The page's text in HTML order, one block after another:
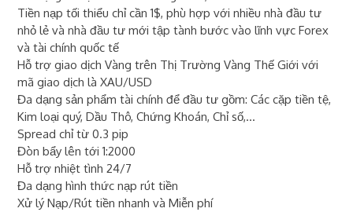
Tiền nạp tối thiểu chỉ cần 1$, phù hợp với nhiều nhà đầu tư
nhỏ lẻ và nhà đầu tư mới tập tành bước vào lĩnh vực Forex
và tài chính quốc tế
Hỗ trợ giao dịch Vàng trên Thị Trường Vàng Thế Giới với
mã giao dịch là XAU/USD
Đa dạng sản phẩm tài chính để đầu tư gồm: Các cặp tiền tệ,
Kim loại quý, Dầu Thô, Chứng Khoán, Chỉ số,...
Spread chỉ từ 0.3 pip
Đòn bẩy lên tới 1:2000
Hỗ trợ nhiệt tình 24/7
Đa dạng hình thức nạp rút tiền
Xử lý Nạp/Rút tiền nhanh và Miễn phí